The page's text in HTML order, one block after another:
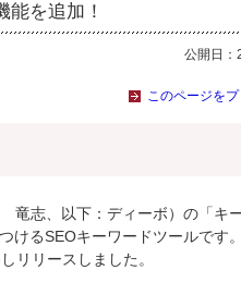
を追加！
公開日：
このページを
竜志、以下：ディーボ）の「キ
けるSEOキーワードツールです
リリースしました。